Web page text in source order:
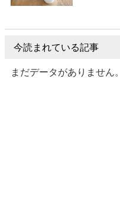
今読まれている記事
まだデータがありません。